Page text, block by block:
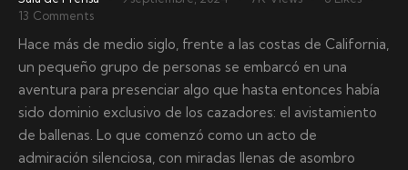
13 Comments
Hace más de medio siglo, frente a las costas de California,
un pequeño grupo de personas se embarcó en una
aventura para presenciar algo que hasta entonces había
sido dominio exclusivo de los cazadores: el avistamiento
de ballenas. Lo que comenzó como un acto de
admiración silenciosa, con miradas llenas de asombro